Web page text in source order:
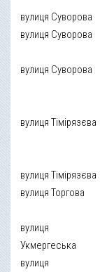
вулиця Суворова
вулиця Суворова
вулиця Суворова
вулиця Тімірязєва
вулиця Тімірязєва
вулиця Торгова
вулиця
Укмергеська
вулиця